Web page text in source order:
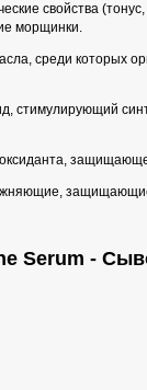
свойства
морщинки.
среди которых
стимулирующий
Serum -